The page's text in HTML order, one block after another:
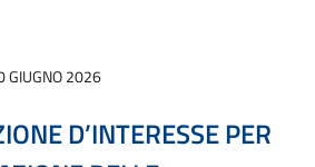
GIUGNO 2026
D’INTERESSE PER